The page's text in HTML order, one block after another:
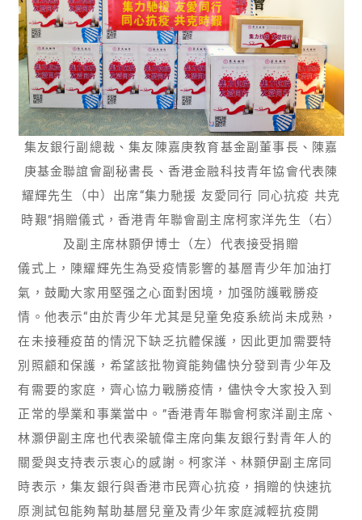
集友銀行副總裁、集友陳嘉庚教育基金副董事長、陳嘉
庚基金聯誼會副秘書長、香港金融科技青年協會代表陳
耀輝先生（中）出席“集力馳援 友愛同行 同心抗疫 共克
時艱”捐贈儀式，香港青年聯會副主席柯家洋先生（右）
及副主席林顥伊博士（左）代表接受捐贈
儀式上，陳耀輝先生為受疫情影響的基層青少年加油打
氣，鼓勵大家用堅强之心面對困境，加强防護戰勝疫
情。他表示“由於青少年尤其是兒童免疫系統尚未成熟，
在未接種疫苗的情況下缺乏抗體保護，因此更加需要特
別照顧和保護，希望該批物資能夠儘快分發到青少年及
有需要的家庭，齊心協力戰勝疫情，儘快令大家投入到
正常的學業和事業當中。”香港青年聯會柯家洋副主席、
林灝伊副主席也代表梁毓偉主席向集友銀行對青年人的
關愛與支持表示衷心的感謝。柯家洋、林顥伊副主席同
時表示，集友銀行與香港市民齊心抗疫，捐贈的快速抗
原測試包能夠幫助基層兒童及青少年家庭減輕抗疫開